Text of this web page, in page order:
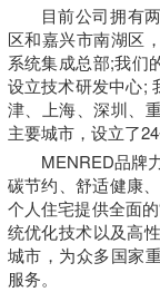
目前公司拥有
区和嘉兴市南湖区
系统集成总部;我们
设立技术研发中心;
津、上海、深圳、
主要城市，设立了
MENRED品牌
碳节约、舒适健康
个人住宅提供全面
统优化技术以及高
城市，为众多国家
服务。